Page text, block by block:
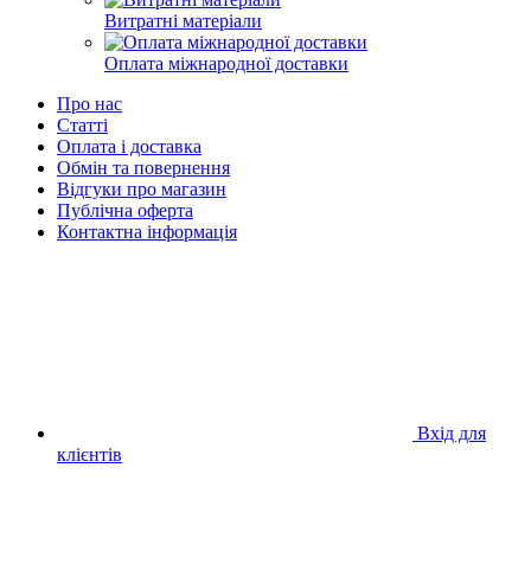
Витратні матеріали
Оплата міжнародної доставки
Про нас
Статті
Оплата і доставка
Обмін та повернення
Відгуки про магазин
Публічна оферта
Контактна інформація
Вхід для
клієнтів